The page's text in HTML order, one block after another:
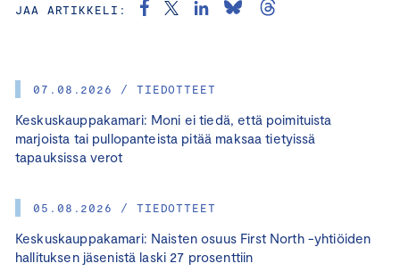
07.08.2026 / TIEDOTTEET
Keskuskauppakamari: Moni ei tiedä, että poimituista
marjoista tai pullopanteista pitää maksaa tietyissä
tapauksissa verot
05.08.2026 / TIEDOTTEET
Keskuskauppakamari: Naisten osuus First North -yhtiöiden
hallituksen jäsenistä laski 27 prosenttiin
JAA ARTIKKELI: